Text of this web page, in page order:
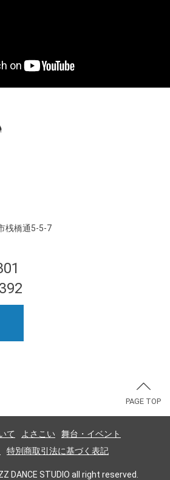
桟橋通5-5-7
PAGE TOP
て よさこい
舞台・イベント
特別商取引法に基づく表記
DANCE STUDIO all right reserved.